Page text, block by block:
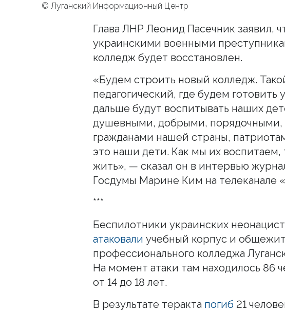
© Луганский Информационный Центр
Глава ЛНР Леонид Пасечник заявил,
украинскими военными
колледж будет восстановлен.
«Будем строить новый колледж.
педагогический, где будем готовить
дальше будут воспитывать наших
душевными, добрыми, порядочными,
гражданами нашей страны,
это наши дети. Как мы их
жить», — сказал он в интервью
Госдумы Марине Ким на телеканале
***
Беспилотники украинских
атаковали учебный корпус и
профессионального колледжа
На момент атаки там находилось 86
от 14 до 18 лет.
В результате теракта погиб 21